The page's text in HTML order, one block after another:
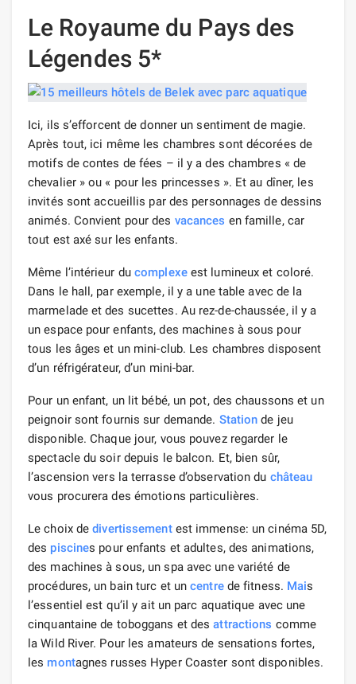
Le Royaume du Pays des
Légendes 5*
Ici, ils s’efforcent de donner un sentiment de magie.
Après tout, ici même les chambres sont décorées de
motifs de contes de fées – il y a des chambres « de
chevalier » ou « pour les princesses ». Et au dîner, les
invités sont accueillis par des personnages de dessins
animés. Convient pour des vacances en famille, car
tout est axé sur les enfants.
Même l’intérieur du complexeest lumineux et coloré.
Dans le hall, par exemple, il y a une table avec de la
marmelade et des sucettes. Au rez-de-chaussée, il y a
un espace pour enfants, des machines à sous pour
tous les âges et un mini-club. Les chambres disposent
d’un réfrigérateur, d’un mini-bar.
Pour un enfant, un lit bébé, un pot, des chaussons et un
peignoir sont fournis sur demande. Station de jeu
disponible. Chaque jour, vous pouvez regarder le
spectacle du soir depuis le balcon. Et, bien sûr,
l’ascension vers la terrasse d’observation du château
vous procurera des émotions particulières.
Le choix dedivertissementest immense: un cinéma 5D,
des piscines pour enfants et adultes, des animations,
des machines à sous, un spa avec une variété de
procédures, un bain turc et uncentrede fitness. Mais
l’essentiel est qu’il y ait un parc aquatique avec une
cinquantaine de toboggans et desattractions comme
la Wild River. Pour les amateurs de sensations fortes,
les montagnes russes Hyper Coaster sont disponibles.